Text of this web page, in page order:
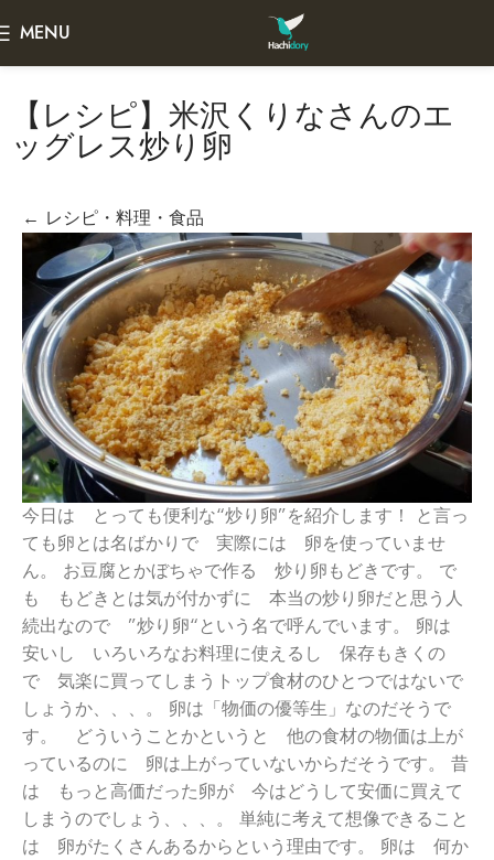
MENU
【レシピ】米沢くりなさんのエ
ッグレス炒り卵
← レシピ・料理・食品
今日は とっても便利な“炒り卵”を紹介します！ と言っ
ても卵とは名ばかりで 実際には 卵を使っていませ
ん。 お豆腐とかぼちゃで作る 炒り卵もどきです。 で
も もどきとは気が付かずに 本当の炒り卵だと思う人
続出なので ”炒り卵“という名で呼んでいます。 卵は
安いし いろいろなお料理に使えるし 保存もきくの
で 気楽に買ってしまうトップ食材のひとつではないで
しょうか、、、。 卵は「物価の優等生」なのだそうで
す。 どういうことかというと 他の食材の物価は上が
っているのに 卵は上がっていないからだそうです。 昔
は もっと高価だった卵が 今はどうして安価に買えて
しまうのでしょう、、、。 単純に考えて想像できること
は 卵がたくさんあるからという理由です。 卵は 何か